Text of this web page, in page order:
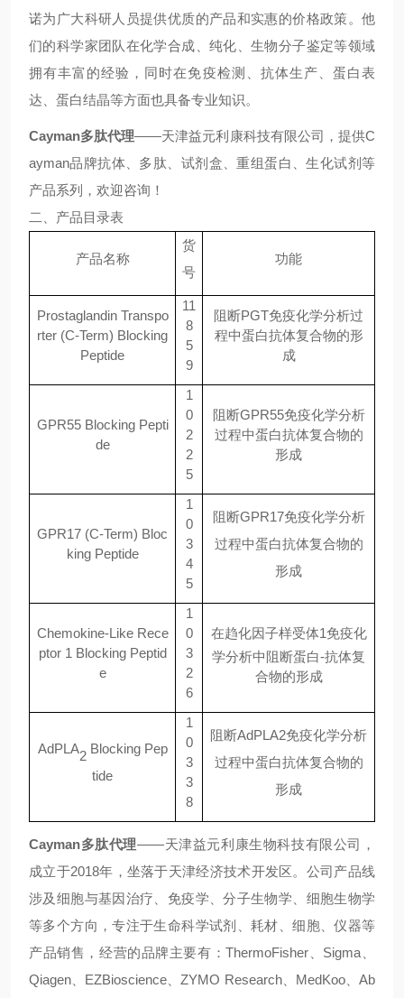
诺为广大科研人员提供优质的产品和实惠的价格政策。他
们的科学家团队在化学合成、纯化、生物分子鉴定等领域
拥有丰富的经验，同时在免疫检测、抗体生产、蛋白表
达、蛋白结晶等方面也具备专业知识。
Cayman多肽代理——天津益元利康科技有限公司，提供C
ayman品牌抗体 多肽、试剂盒、重组蛋白 、生化试剂等
产品系列 ，欢迎咨询！
二、产品目录表
产品名称
货
号
功能
Prostaglandin Transpo
rter (C-Term) Blocking
Peptide
11
8
5
9
阻断PGT免疫化学分析过
程中蛋白抗体复合物的形
成
GPR55 Blocking Pepti
de
1
0
2
2
5
阻断GPR55免疫化学分析
过程中蛋白抗体复合物的
形成
GPR17 (C-Term) Bloc
king Peptide
1
0
3
4
5
阻断GPR17免疫化学分析
过程中蛋白抗体复合物的
形成
Chemokine-Like Rece
ptor 1 Blocking Peptid
e
1
0
3
2
6
在趋化因子样受体1免疫化
学分析中阻断蛋白-抗体复
合物的形成
AdPLA2 Blocking Pep
tide
1
0
3
3
8
阻断AdPLA2免疫化学分析
过程中蛋白抗体复合物的
形成
Cayman多肽代理——天津益元利康生物科技有限公司，
成立于2018年，坐落于天津经济技术开发区。公司产品线
涉及细胞与基因治疗、免疫学、分子生物学、细胞生物学
等多个方向，专注于生命科学试剂、耗材、细胞、仪器等
产品销售，经营的品牌主要有：ThermoFisher Sigma
Qiagen
EZBioscience 、ZYMO Research、 MedKoo、Ab